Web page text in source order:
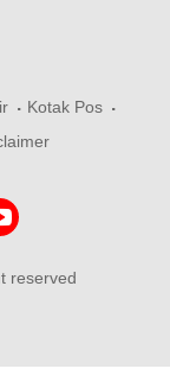
Kotak Pos
reserved